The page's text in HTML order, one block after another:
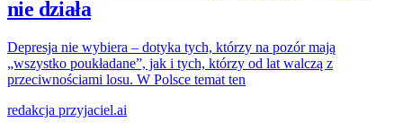
nie działa
Depresja nie wybiera – dotyka tych, którzy na pozór mają
„wszystko poukładane”, jak i tych, którzy od lat walczą z
przeciwnościami losu. W Polsce temat ten
redakcja przyjaciel.ai